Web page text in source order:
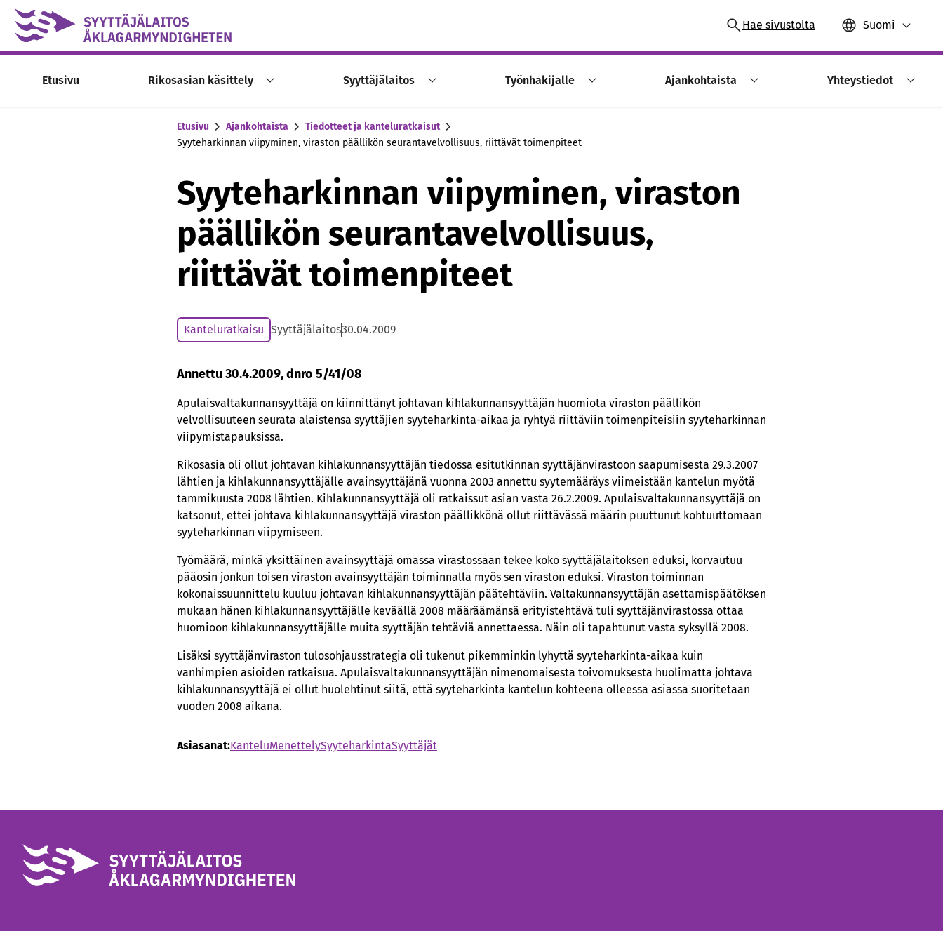
Skip to content -saavutettavuusohje
Hae sivustolta Suomi
Etusivu Rikosasian käsittely Syyttäjälaitos Työnhakijalle Ajankohtaista Yhteystiedot
Etusivu Ajankohtaista
Tiedotteet ja kanteluratkaisut
Syyteharkinnan viipyminen, viraston päällikön seurantavelvollisuus, riittävät toimenpiteet
Syyteharkinnan viipyminen, viraston
päällikön seurantavelvollisuus,
riittävät toimenpiteet
Kanteluratkaisu Syyttäjälaitos30.04.2009
Annettu 30.4.2009, dnro 5/41/08
Apulaisvaltakunnansyyttäjä on kiinnittänyt johtavan kihlakunnansyyttäjän huomiota viraston päällikön
velvollisuuteen seurata alaistensa syyttäjien syyteharkinta-aikaa ja ryhtyä riittäviin toimenpiteisiin syyteharkinnan
viipymistapauksissa.
Rikosasia oli ollut johtavan kihlakunnansyyttäjän tiedossa esitutkinnan syyttäjänvirastoon saapumisesta 29.3.2007
lähtien ja kihlakunnansyyttäjälle avainsyyttäjänä vuonna 2003 annettu syytemääräys viimeistään kantelun myötä
tammikuusta 2008 lähtien. Kihlakunnansyyttäjä oli ratkaissut asian vasta 26.2.2009. Apulaisvaltakunnansyyttäjä on
katsonut, ettei johtava kihlakunnansyyttäjä viraston päällikkönä ollut riittävässä määrin puuttunut kohtuuttomaan
syyteharkinnan viipymiseen.
Työmäärä, minkä yksittäinen avainsyyttäjä omassa virastossaan tekee koko syyttäjälaitoksen eduksi, korvautuu
pääosin jonkun toisen viraston avainsyyttäjän toiminnalla myös sen viraston eduksi. Viraston toiminnan
kokonaissuunnittelu kuuluu johtavan kihlakunnansyyttäjän päätehtäviin. Valtakunnansyyttäjän asettamispäätöksen
mukaan hänen kihlakunnansyyttäjälle keväällä 2008 määräämänsä erityistehtävä tuli syyttäjänvirastossa ottaa
huomioon kihlakunnansyyttäjälle muita syyttäjän tehtäviä annettaessa. Näin oli tapahtunut vasta syksyllä 2008.
Lisäksi syyttäjänviraston tulosohjausstrategia oli tukenut pikemminkin lyhyttä syyteharkinta-aikaa kuin
vanhimpien asioiden ratkaisua. Apulaisvaltakunnansyyttäjän nimenomaisesta toivomuksesta huolimatta johtava
kihlakunnansyyttäjä ei ollut huolehtinut siitä, että syyteharkinta kantelun kohteena olleessa asiassa suoritetaan
vuoden 2008 aikana.
Asiasanat:KanteluMenettelySyyteharkintaSyyttäjät